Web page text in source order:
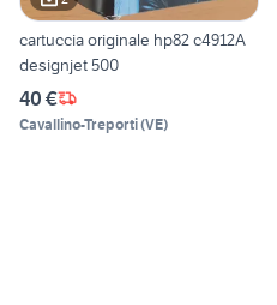
cartuccia originale hp82 c4912A
designjet 500
40 €
Cavallino-Treporti(VE)